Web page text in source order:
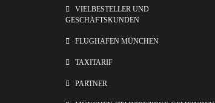
VIELBESTELLER UND
GESCHÄFTSKUNDEN
FLUGHAFEN MÜNCHEN
TAXITARIF
PARTNER